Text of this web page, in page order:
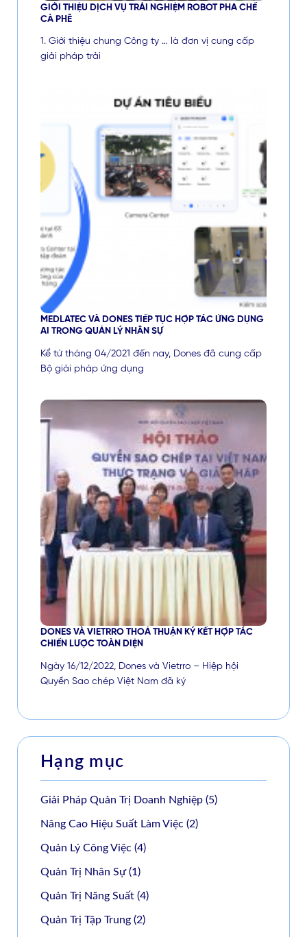
GIỚI THIỆU DỊCH VỤ TRẢI NGHIỆM ROBOT PHA CHẾ
CÀ PHÊ
1. Giới thiệu chung Công ty … là đơn vị cung cấp
giải pháp trải
MEDLATEC VÀ DONES TIẾP TỤC HỢP TÁC ỨNG DỤNG
AI TRONG QUẢN LÝ NHÂN SỰ
Kể từ tháng 04/2021 đến nay, Dones đã cung cấp
Bộ giải pháp ứng dụng
DONES VÀ VIETRRO THOẢ THUẬN KÝ KẾT HỢP TÁC
CHIẾN LƯỢC TOÀN DIỆN
Ngày 16/12/2022, Dones và Vietrro – Hiệp hội
Quyền Sao chép Việt Nam đã ký
Hạng mục
Giải Pháp Quản Trị Doanh Nghiệp (5)
Nâng Cao Hiệu Suất Làm Việc (2)
Quản Lý Công Việc (4)
Quản Trị Nhân Sự(1)
Quản Trị Năng Suất (4)
Quản Trị Tập Trung (2)